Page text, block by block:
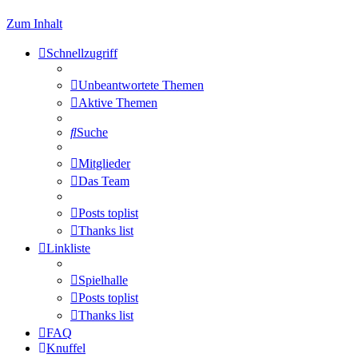
Zum Inhalt
Schnellzugriff
Unbeantwortete Themen
Aktive Themen
Suche
Mitglieder
Das Team
Posts toplist
Thanks list
Linkliste
Spielhalle
Posts toplist
Thanks list
FAQ
Knuffel